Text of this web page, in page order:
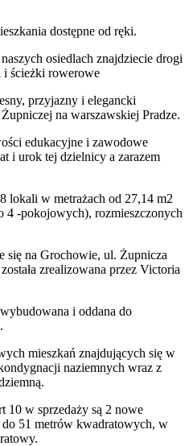
dostępne od ręki.
osiedlach znajdziecie drogi
i ścieżki rowerowe
przyjazny i elegancki
na warszawskiej Pradze.
edukacyjne i zawodowe
i urok tej dzielnicy a zarazem
lokali w metrażach od 27,14 m2
4 -pokojowych), rozmieszczonych
się na Grochowie, ul. Żupnicza
zrealizowana przez Victoria
i oddana do
mieszkań znajdujących się w
naziemnych wraz z
w sprzedaży są 2 nowe
51 metrów kwadratowych, w